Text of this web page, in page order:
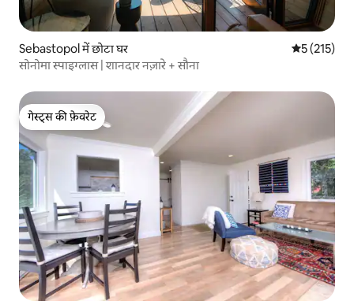
Sebastopol में छोटा घर औसत रेटिंग 5
5 (215)
सोनोमा स्पाइग्लास | शानदार नज़ारे + सौना
गेस्ट्स की फ़ेवरेट
गेस्ट्स की फ़ेवरेट